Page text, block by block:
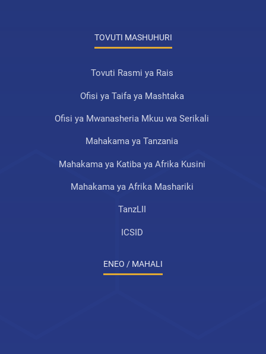
TOVUTI MASHUHURI
Tovuti Rasmi ya Rais
Ofisi ya Taifa ya Mashtaka
Ofisi ya Mwanasheria Mkuu wa Serikali
Mahakama ya Tanzania
Mahakama ya Katiba ya Afrika Kusini
Mahakama ya Afrika Mashariki
TanzLII
ICSID
ENEO / MAHALI